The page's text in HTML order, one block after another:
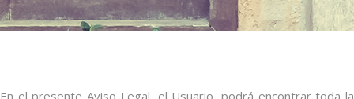
En el presente Aviso Legal, el Usuario, podrá encontrar toda la